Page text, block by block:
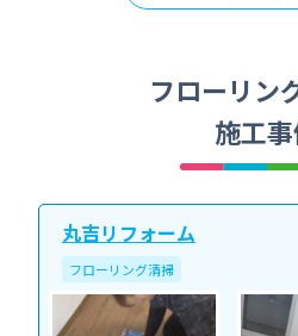
フローリン
施工
丸吉リフォーム
フローリング清掃